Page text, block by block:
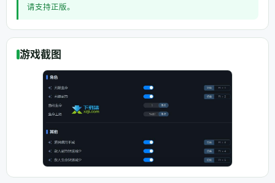
请支持正版。
游戏截图